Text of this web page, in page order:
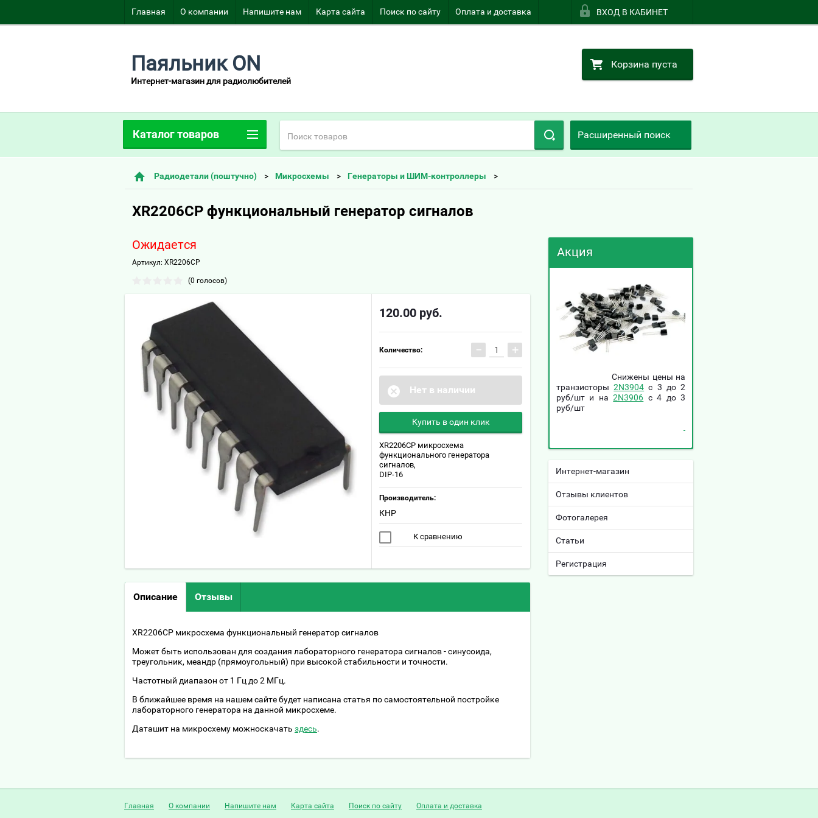
Главная О компании Напишите нам Карта сайта Поиск по сайту Оплата и доставка ВХОД В КАБИНЕТ
Паяльник ON
Интернет-магазин для радиолюбителей
Корзина пуста
Расширенный поиск
Радиодетали (поштучно) Микросхемы Генераторы и ШИМ-контроллеры
XR2206CP функциональный генератор сигналов
Ожидается
Артикул: XR2206CP
(0 голосов)
120.00 руб.
Количество: − +
Нет в наличии
Купить в один клик
XR2206CP микросхема
функционального генератора
сигналов,
DIP-16
Производитель:
КНР
К сравнению
Описание Отзывы
XR2206CP микросхема функциональный генератор сигналов
Может быть использован для создания лабораторного генератора сигналов - синусоида,
треугольник, меандр (прямоугольный) при высокой стабильности и точности.
Частотный диапазон от 1 Гц до 2 МГц.
В ближайшее время на нашем сайте будет написана статья по самостоятельной постройке
лабораторного генератора на данной микросхеме.
Даташит на микросхему можноскачать здесь.
Каталог товаров
Акция
Снижены цены на
транзисторы2N3904 c 3 до 2
руб/шт и на2N3906 c 4 до 3
руб/шт
Интернет-магазин
Отзывы клиентов
Фотогалерея
Статьи
Регистрация
Главная О компании Напишите нам Карта сайта Поиск по сайту Оплата и доставка